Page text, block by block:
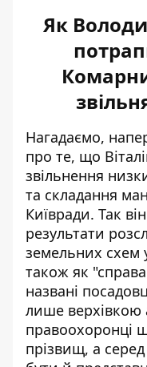
Як
Нагадаємо,
про те, що
звільнення
та складання
Київради. Так
результати
земельних схем
також як
названі
лише верхівкою
правоохоронці
прізвищ, а